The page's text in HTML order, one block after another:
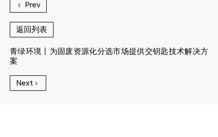
Prev
返回列表
青绿环境丨为固废资源化分选市场提供交钥匙技术解决方
案
Next